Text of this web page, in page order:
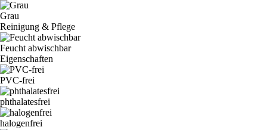
Grau
Reinigung & Pflege
Feucht abwischbar
Eigenschaften
PVC-frei
phthalatesfrei
halogenfrei